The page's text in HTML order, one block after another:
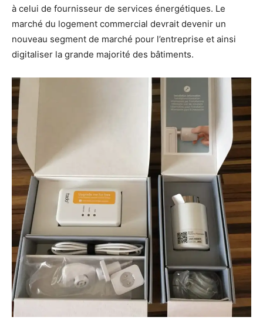
à celui de fournisseur de services énergétiques. Le
marché du logement commercial devrait devenir un
nouveau segment de marché pour l’entreprise et ainsi
digitaliser la grande majorité des bâtiments.